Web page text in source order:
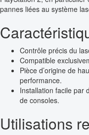
pannes liées au système
Contrôle précis du
Compatible
Pièce d’origine de
performance.
Installation facile par
de consoles.
Utilisations